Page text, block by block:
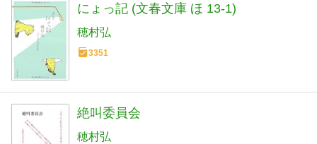
にょっ記 (文春文庫 ほ 13-1)
穂村弘
3351
絶叫委員会
穂村弘